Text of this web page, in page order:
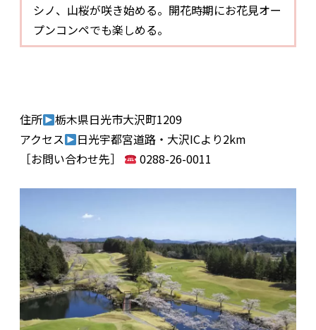
シノ、山桜が咲き始める。開花時期にお花見オー
プンコンペでも楽しめる。
住所
栃木県日光市大沢町1209
アクセス
日光宇都宮道路・大沢ICより2km
［お問い合わせ先］
0288-26-0011